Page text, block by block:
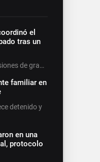
el
tras un
de gra…
familiar en
detenido y
en una
protocolo